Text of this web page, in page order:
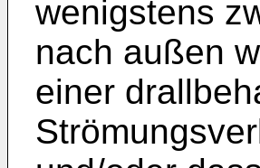
wenigstens
nach außen
einer